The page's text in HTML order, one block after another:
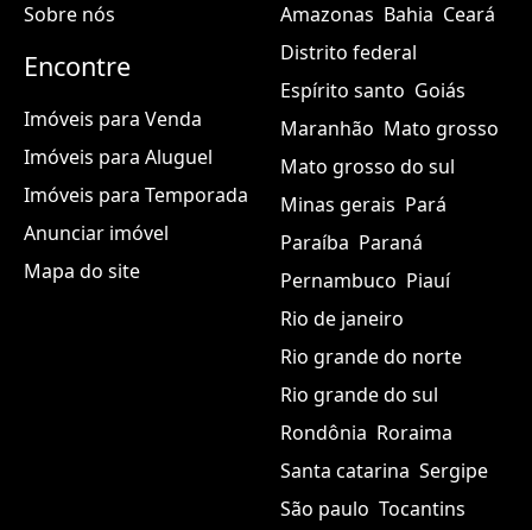
Sobre nós
Encontre
Imóveis para Venda
Imóveis para Aluguel
Imóveis para Temporada
Anunciar imóvel
Mapa do site
Amazonas Bahia Ceará
Distrito federal
Espírito santo Goiás
Maranhão Mato grosso
Mato grosso do sul
Minas gerais Pará
Paraíba Paraná
Pernambuco Piauí
Rio de janeiro
Rio grande do norte
Rio grande do sul
Rondônia Roraima
Santa catarina Sergipe
São paulo Tocantins